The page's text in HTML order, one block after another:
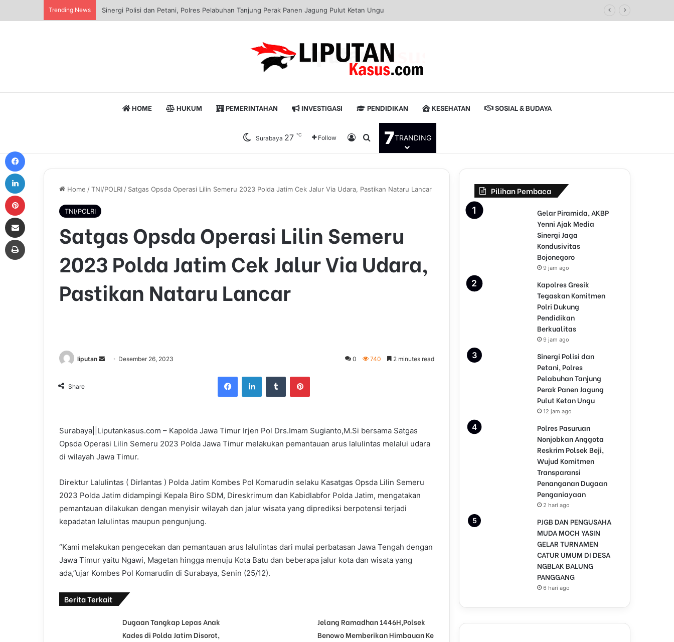
Trending News Sinergi Polisi dan Petani, Polres Pelabuhan Tanjung Perak Panen Jagung Pulut Ketan Ungu
HOME HUKUM PEMERINTAHAN INVESTIGASI PENDIDIKAN KESEHATAN SOSIAL & BUDAYA
Surabaya 27 ℃ Follow Log InPencarian untuk
7TRANDING
Home /TNI/POLRI / Satgas Opsda Operasi Lilin Semeru 2023 Polda Jatim Cek Jalur Via Udara, Pastikan Nataru Lancar
TNI/POLRI
Satgas Opsda Operasi Lilin Semeru
2023 Polda Jatim Cek Jalur Via Udara,
Pastikan Nataru Lancar
liputan
e
m
a
l
Desember 26, 2023 0 740 2 minutes read
Share
Surabaya||Liputankasus.com – Kapolda Jawa Timur Irjen Pol Drs.Imam Sugianto,M.Si bersama Satgas
Opsda Operasi Lilin Semeru 2023 Polda Jawa Timur melakukan pemantauan arus lalulintas melalui udara
di wilayah Jawa Timur.
Direktur Lalulintas ( Dirlantas ) Polda Jatim Kombes Pol Komarudin selaku Kasatgas Opsda Lilin Semeru
2023 Polda Jatim didampingi Kepala Biro SDM, Direskrimum dan Kabidlabfor Polda Jatim, mengatakan
pemantauan dilakukan dengan menyisir wilayah dan jalur wisata yang diprediksi berpotensi terjadi
kepadatan lalulintas maupun pengunjung.
“Kami melakukan pengecekan dan pemantauan arus lalulintas dari mulai perbatasan Jawa Tengah dengan
Jawa Timur yaitu Ngawi, Magetan hingga menuju Kota Batu dan beberapa jalur kota dan wisata yang
ada,”ujar Kombes Pol Komarudin di Surabaya, Senin (25/12).
Berita Terkait
Dugaan Tangkap Lepas Anak
Kades di Polda Jatim Disorot,
Jelang Ramadhan 1446H,Polsek
Benowo Memberikan Himbauan Ke
Pilihan Pembaca
Gelar Piramida, AKBP
Yenni Ajak Media
Sinergi Jaga
Kondusivitas
Bojonegoro
9 jam ago
Kapolres Gresik
Tegaskan Komitmen
Polri Dukung
Pendidikan
Berkualitas
9 jam ago
Sinergi Polisi dan
Petani, Polres
Pelabuhan Tanjung
Perak Panen Jagung
Pulut Ketan Ungu
12 jam ago
Polres Pasuruan
Nonjobkan Anggota
Reskrim Polsek Beji,
Wujud Komitmen
Transparansi
Penanganan Dugaan
Penganiayaan
2 hari ago
PJGB DAN PENGUSAHA
MUDA MOCH YASIN
GELAR TURNAMEN
CATUR UMUM DI DESA
NGBLAK BALUNG
PANGGANG
6 hari ago
Facebook
LinkedIn